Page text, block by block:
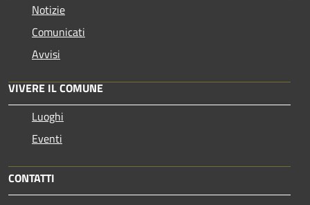
Notizie
Comunicati
Avvisi
VIVERE IL COMUNE
Luoghi
Eventi
CONTATTI